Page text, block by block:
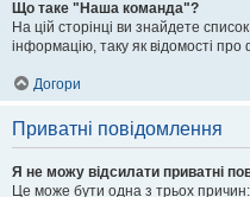
Що таке "Наша команда"?
На цій сторінці ви знайдете
інформацію, таку як відомості
Догори
Приватні повідомлення
Я не можу відсилати приватні
Це може бути одна з трьох